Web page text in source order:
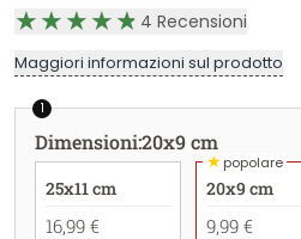
4 Recensioni
Maggiori informazioni sul prodotto
1
Dimensioni:20x9 cm
25x11 cm
16,99 €
★popolare
20x9 cm
9,99 €